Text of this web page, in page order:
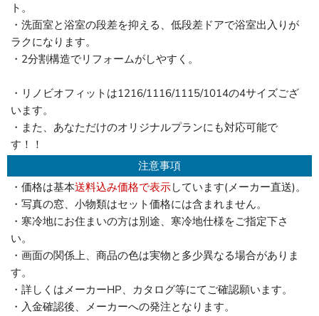
ト。
・洗面室と浴室の段差を抑える、低段差ドアで浴室出入りが
ラクになります。
・2分割構造でリフォームがしやすく。
・リノビオフィットは1216/1116/1115/1014の4サイズござ
います。
・また、あなただけのオリジナルプランにも対応可能で
す！！
注意事項
・価格は基本送料込み価格で表示しています(メーカー直送)。
・写真の窓、小物類はセット価格には含まれません。
・寒冷地にお住まいの方は別途、寒冷地仕様をご指定下さ
い。
・画面の関係上、商品の色は実物と多少異なる場合がありま
す。
・詳しくはメーカーHP、カタログ等にてご確認願います。
・入金確認後、メーカーへの発注となります。